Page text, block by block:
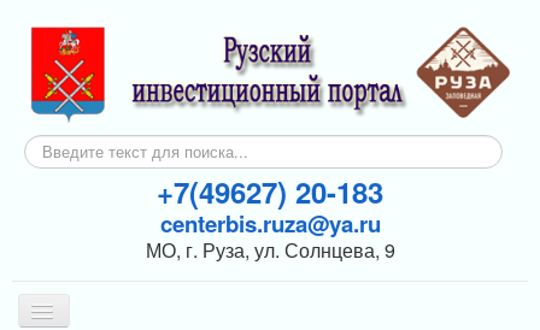
Искать...
+7(49627) 20-183
centerbis.ruza@ya.ru
МО, г. Руза, ул. Солнцева, 9
Включить/